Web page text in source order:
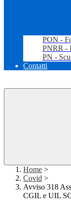
PON -
PNRR -
PN -
Contatti
Home >
Covid >
Avviso 318
CGIL e UIL